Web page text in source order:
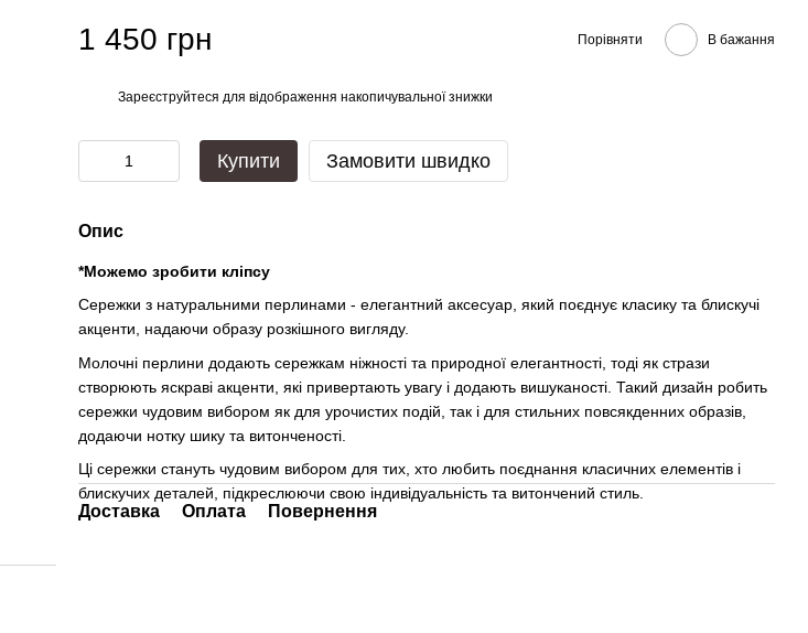
1 450 грн Порівняти В бажання
Зареєструйтеся для відображення накопичувальної знижки
Купити Замовити швидко
Опис
*Можемо зробити кліпсу
Сережки з натуральними перлинами - елегантний аксесуар, який поєднує класику та блискучі
акценти, надаючи образу розкішного вигляду.
Молочні перлини додають сережкам ніжності та природної елегантності, тоді як стрази
створюють яскраві акценти, які привертають увагу і додають вишуканості. Такий дизайн робить
сережки чудовим вибором як для урочистих подій, так і для стильних повсякденних образів,
додаючи нотку шику та витонченості.
Ці сережки стануть чудовим вибором для тих, хто любить поєднання класичних елементів і
блискучих деталей, підкреслюючи свою індивідуальність та витончений стиль.
Доставка Оплата Повернення